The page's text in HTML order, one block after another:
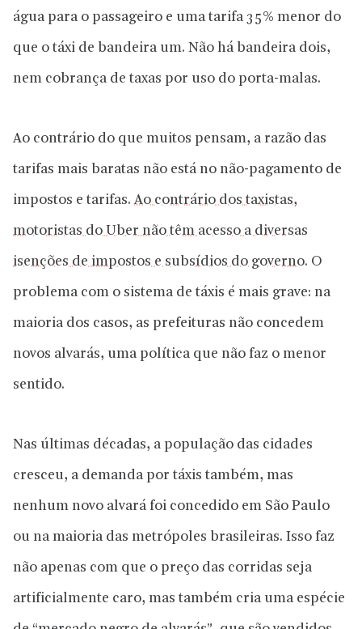
água para o passageiro e uma tarifa 35% menor do
que o táxi de bandeira um. Não há bandeira dois,
nem cobrança de taxas por uso do porta-malas.
Ao contrário do que muitos pensam, a razão das
tarifas mais baratas não está no não-pagamento de
impostos e tarifas.Ao contrário dos taxistas,
motoristas do Uber não têm acesso a diversas
isenções de impostos e subsídios do governo. O
problema com o sistema de táxis é mais grave: na
maioria dos casos, as prefeituras não concedem
novos alvarás, uma política que não faz o menor
sentido.
Nas últimas décadas, a população das cidades
cresceu, a demanda por táxis também, mas
nenhum novo alvará foi concedido em São Paulo
ou na maioria das metrópoles brasileiras. Isso faz
não apenas com que o preço das corridas seja
artificialmente caro, mas também cria uma espécie